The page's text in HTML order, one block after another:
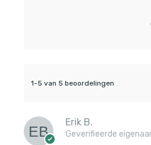
1-5 van 5 beoordelingen
Erik B.
Geverifieerde